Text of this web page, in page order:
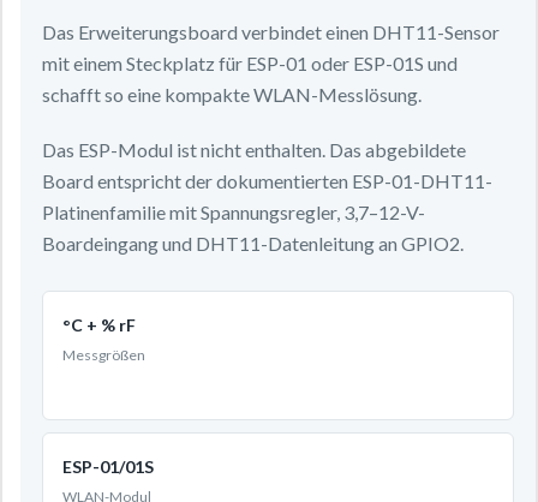
Das Erweiterungsboard verbindet einen DHT11-Sensor
mit einem Steckplatz für ESP-01 oder ESP-01S und
schafft so eine kompakte WLAN-Messlösung.
Das ESP-Modul ist nicht enthalten. Das abgebildete
Board entspricht der dokumentierten ESP-01-DHT11-
Platinenfamilie mit Spannungsregler, 3,7–12-V-
Boardeingang und DHT11-Datenleitung an GPIO2.
°C + % rF
Messgrößen
ESP-01/01S
WLAN-Modul